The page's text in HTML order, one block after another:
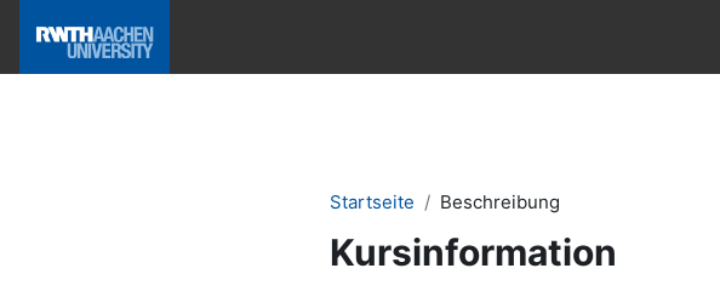
Startseite Beschreibung
Kursinformation